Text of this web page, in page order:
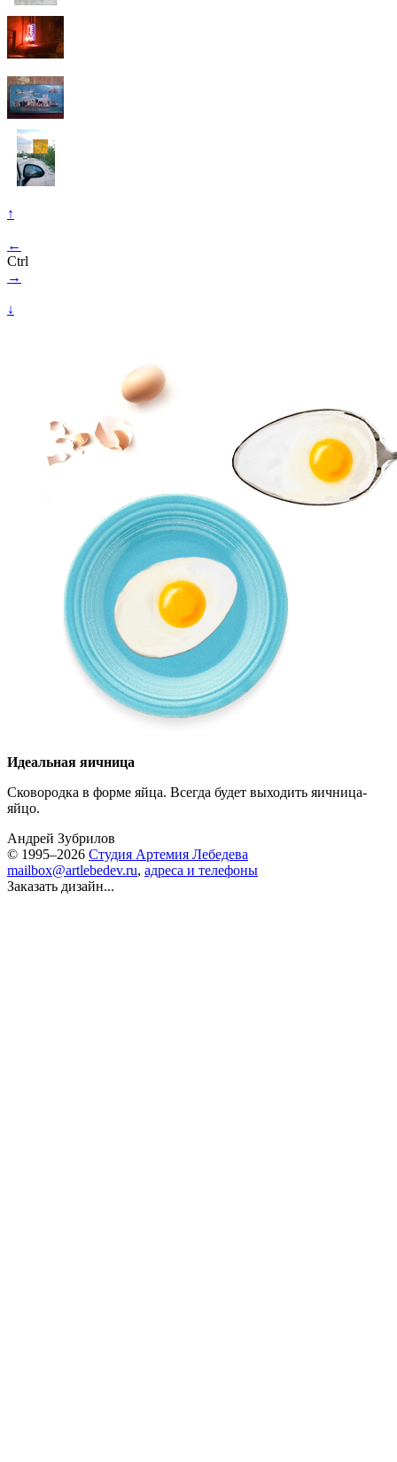
↑
←
Ctrl
→
↓
Идеальная яичница
Сковородка в форме яйца. Всегда будет выходить яичница-
яйцо.
Андрей Зубрилов
© 1995–2026 Студия Артемия Лебедева
mailbox@artlebedev.ru, адреса и телефоны
Заказать дизайн...